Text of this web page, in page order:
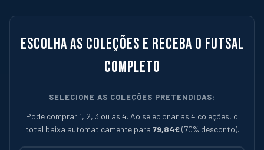
Escolha as coleções e receba o futsal
completo
SELECIONE AS COLEÇÕES PRETENDIDAS:
Pode comprar 1, 2, 3 ou as 4. Ao selecionar as 4 coleções, o
total baixa automaticamente para 79,84€(70% desconto).